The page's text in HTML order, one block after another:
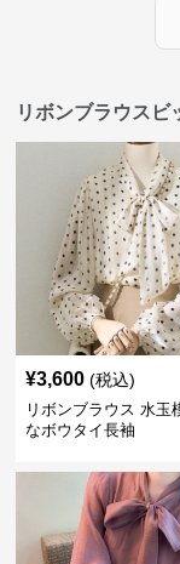
リボンブラウスビ
¥3,600 (税込)
リボンブラウス 水玉
なボウタイ長袖